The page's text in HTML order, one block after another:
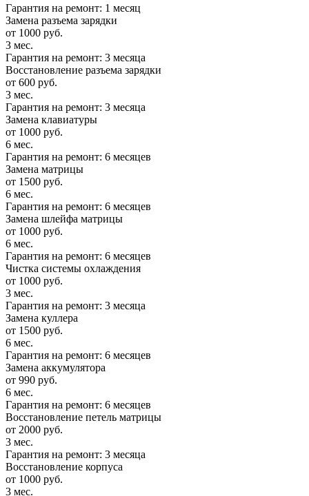
Гарантия на ремонт: 1 месяц
Замена разъема зарядки
от 1000 руб.
3 мес.
Гарантия на ремонт: 3 месяца
Восстановление разъема зарядки
от 600 руб.
3 мес.
Гарантия на ремонт: 3 месяца
Замена клавиатуры
от 1000 руб.
6 мес.
Гарантия на ремонт: 6 месяцев
Замена матрицы
от 1500 руб.
6 мес.
Гарантия на ремонт: 6 месяцев
Замена шлейфа матрицы
от 1000 руб.
6 мес.
Гарантия на ремонт: 6 месяцев
Чистка системы охлаждения
от 1000 руб.
3 мес.
Гарантия на ремонт: 3 месяца
Замена куллера
от 1500 руб.
6 мес.
Гарантия на ремонт: 6 месяцев
Замена аккумулятора
от 990 руб.
6 мес.
Гарантия на ремонт: 6 месяцев
Восстановление петель матрицы
от 2000 руб.
3 мес.
Гарантия на ремонт: 3 месяца
Восстановление корпуса
от 1000 руб.
3 мес.